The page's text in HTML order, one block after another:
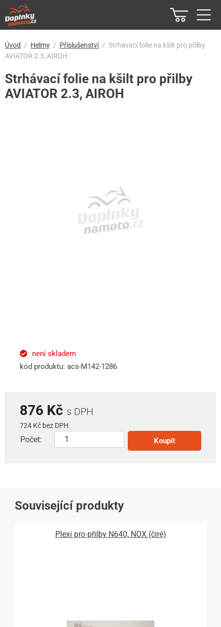
Úvod Helmy Příslušenství
Strhávací folie na kšilt pro přilby
AVIATOR 2.3, AIROH
Strhávací folie na kšilt pro přilby
AVIATOR 2.3, AIROH
není skladem
kód produktu: acs-M142-1286
876 Kč s DPH
724 Kč bez DPH
Počet: Koupit
Související produkty
Plexi pro přilby N640, NOX (čiré)